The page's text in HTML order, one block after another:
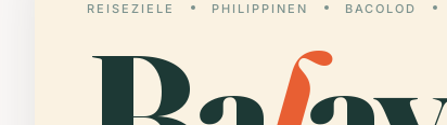
REISEZIELE PHILIPPINEN BACOLOD